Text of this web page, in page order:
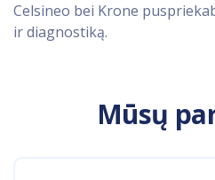
Celsineo bei Krone
ir diagnostiką.
Mūsų